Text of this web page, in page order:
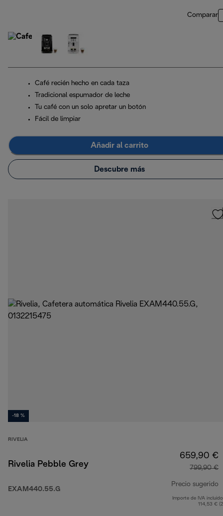
Comparar
Café recién hecho en cada taza
Tradicional espumador de leche
Tu café con un solo apretar un botón
Fácil de limpiar
Añadir al carrito
Descubre más
-18 %
RIVELIA
Rivelia Pebble Grey
EXAM440.55.G
659,90 €
799,90 €
Precio sugerido
Importe de IVA
114,53 €